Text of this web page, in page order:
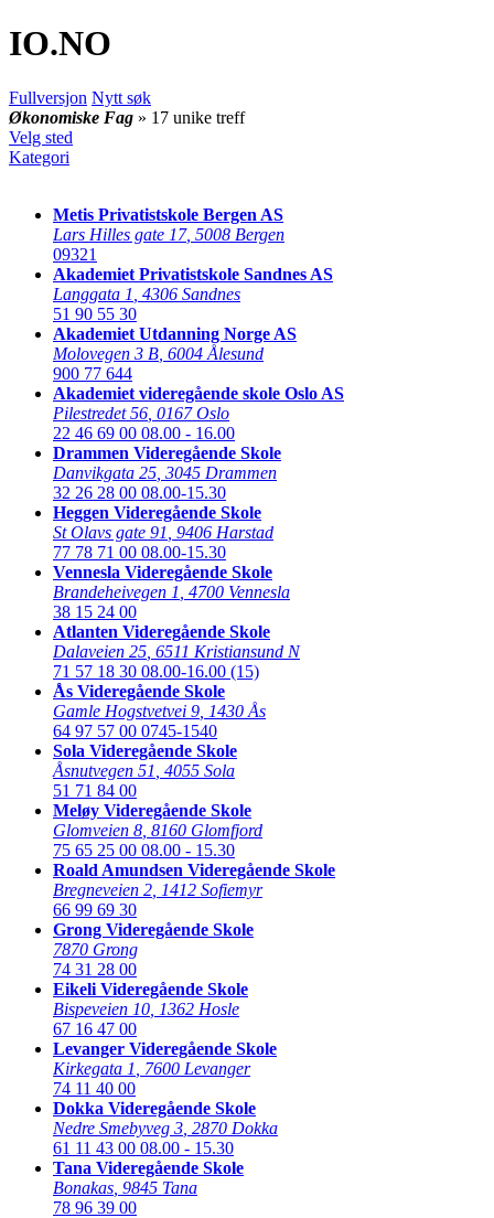
IO.NO
Fullversjon Nytt søk
Økonomiske Fag » 17 unike treff
Velg sted
Kategori
Metis Privatistskole Bergen AS
Lars Hilles gate 17, 5008 Bergen
09321
Akademiet Privatistskole Sandnes AS
Langgata 1 4306 Sandnes
51 90 55 30
Akademiet Utdanning Norge AS
Molovegen 3 B 6004 Ålesund
900 77 644
Akademiet videregående skole Oslo AS
Pilestredet 56 0167 Oslo
22 46 69 00 08.00 - 16.00
Drammen Videregående Skole
Danvikgata 25 3045 Drammen
32 26 28 00 08.00-15.30
Heggen Videregående Skole
St Olavs gate 91 9406 Harstad
77 78 71 00 08.00-15.30
Vennesla Videregående Skole
Brandeheivegen 1 4700 Vennesla
38 15 24 00
Atlanten Videregående Skole
Dalaveien 25 6511 Kristiansund N
71 57 18 30 08.00-16.00 (15)
Ås Videregående Skole
Gamle Hogstvetvei 9 1430 Ås
64 97 57 00 0745-1540
Sola Videregående Skole
Åsnutvegen 51 4055 Sola
51 71 84 00
Meløy Videregående Skole
Glomveien 8 8160 Glomfjord
75 65 25 00 08.00 - 15.30
Roald Amundsen Videregående Skole
Bregneveien 2 1412 Sofiemyr
66 99 69 30
Grong Videregående Skole
7870 Grong
74 31 28 00
Eikeli Videregående Skole
Bispeveien 10 1362 Hosle
67 16 47 00
Levanger Videregående Skole
Kirkegata 1
7600 Levanger
74 11 40 00
Dokka Videregående Skole
Nedre Smebyveg 3 2870 Dokka
61 11 43 00 08.00 - 15.30
Tana Videregående Skole
Bonakas 9845 Tana
78 96 39 00